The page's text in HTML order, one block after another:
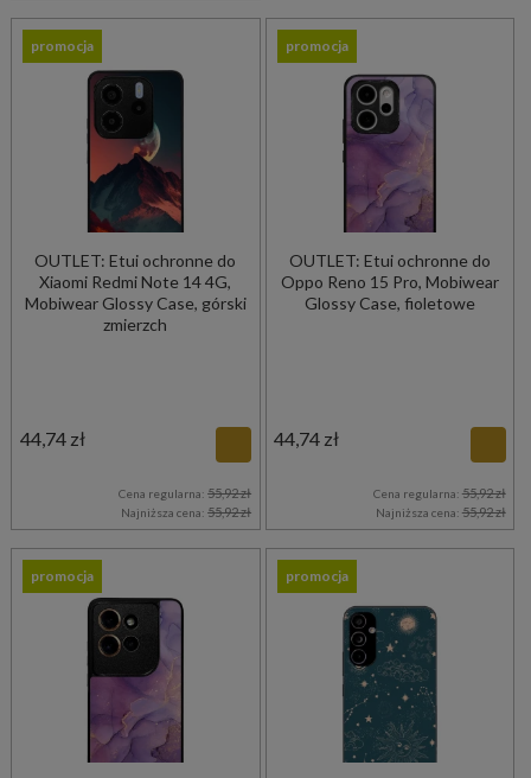
OUTLET: Etui ochronne do
Xiaomi Redmi Note 14 4G,
Mobiwear Glossy Case, górski
zmierzch
44,74 zł
Cena regularna:55,92 zł
Najniższa cena:55,92 zł
promocja
OUTLET: Etui ochronne do
Oppo Reno 15 Pro, Mobiwear
Glossy Case, fioletowe
44,74 zł
Cena regularna: 55,92 zł
Najniższa cena: 55,92 zł
promocja
promocja promocja